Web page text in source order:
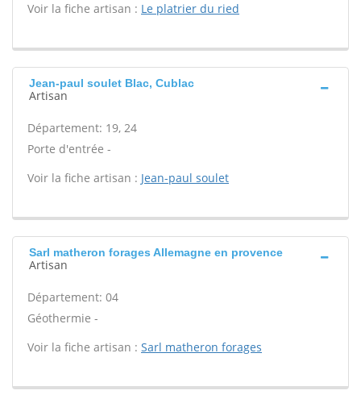
Voir la fiche artisan : Le platrier du ried
Jean-paul soulet Blac, Cublac
Artisan
Département: 19, 24
Porte d'entrée -
Voir la fiche artisan : Jean-paul soulet
Sarl matheron forages Allemagne en provence
Artisan
Département: 04
Géothermie -
Voir la fiche artisan : Sarl matheron forages